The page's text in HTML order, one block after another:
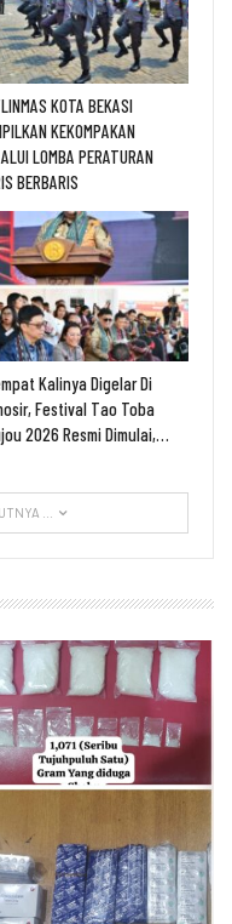
KOTA BEKASI
KEKOMPAKAN
LOMBA PERATURAN
BERBARIS
Kalinya Digelar Di
Festival Tao Toba
2026 Resmi Dimulai,…
...